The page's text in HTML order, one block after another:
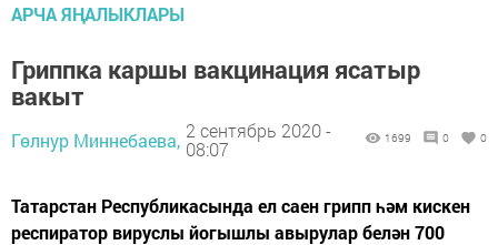
АРЧА ЯҢАЛЫКЛАРЫ
Гриппка каршы вакцинация ясатыр
вакыт
Гөлнур Миннебаева, 2 сентябрь 2020 -
08:07
1699 0 0
Татарстан Республикасында ел саен грипп һәм кискен
респиратор вируслы йогышлы авырулар белән 700